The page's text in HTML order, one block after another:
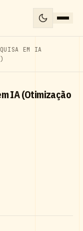
EM IA
IA (Otimização